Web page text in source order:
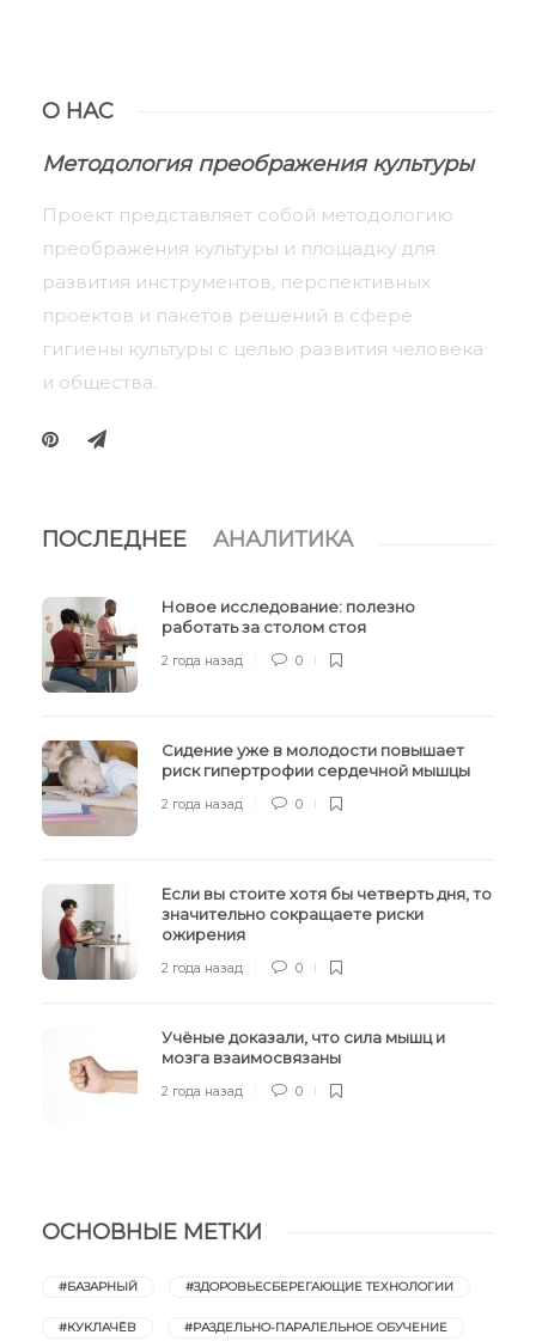
О НАС
Методология преображения культуры
Проект представляет собой методологию
преображения культуры и площадку для
развития инструментов, перспективных
проектов и пакетов решений в сфере
гигиены культуры с целью развития человека
и общества.
ПОСЛЕДНЕЕ АНАЛИТИКА
Новое исследование: полезно
работать за столом стоя
2 года назад 0
Сидение уже в молодости повышает
риск гипертрофии сердечной мышцы
2 года назад 0
Если вы стоите хотя бы четверть дня, то
значительно сокращаете риски
ожирения
2 года назад 0
Учёные доказали, что сила мышц и
мозга взаимосвязаны
2 года назад 0
ОСНОВНЫЕ МЕТКИ
#БАЗАРНЫЙ #ЗДОРОВЬЕСБЕРЕГАЮЩИЕ ТЕХНОЛОГИИ
#КУКЛАЧЁВ #РАЗДЕЛЬНО-ПАРАЛЕЛЬНОЕ ОБУЧЕНИЕ